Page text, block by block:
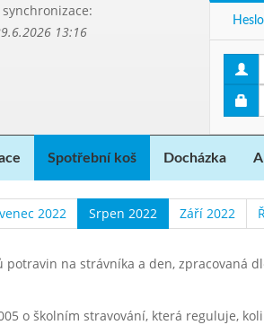
13:16
Heslo
Spotřební koš Docházka
2022 Srpen 2022 Září 2022
na strávníka a den, zpracovaná
o školním stravování, která reguluje,